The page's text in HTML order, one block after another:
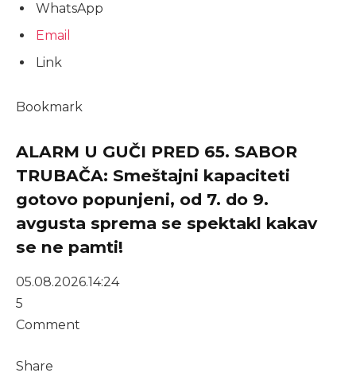
WhatsApp
Email
Link
Bookmark
ALARM U GUČI PRED 65. SABOR
TRUBAČA: Smeštajni kapaciteti
gotovo popunjeni, od 7. do 9.
avgusta sprema se spektakl kakav
se ne pamti!
05.08.2026.14:24
5
Comment
Share